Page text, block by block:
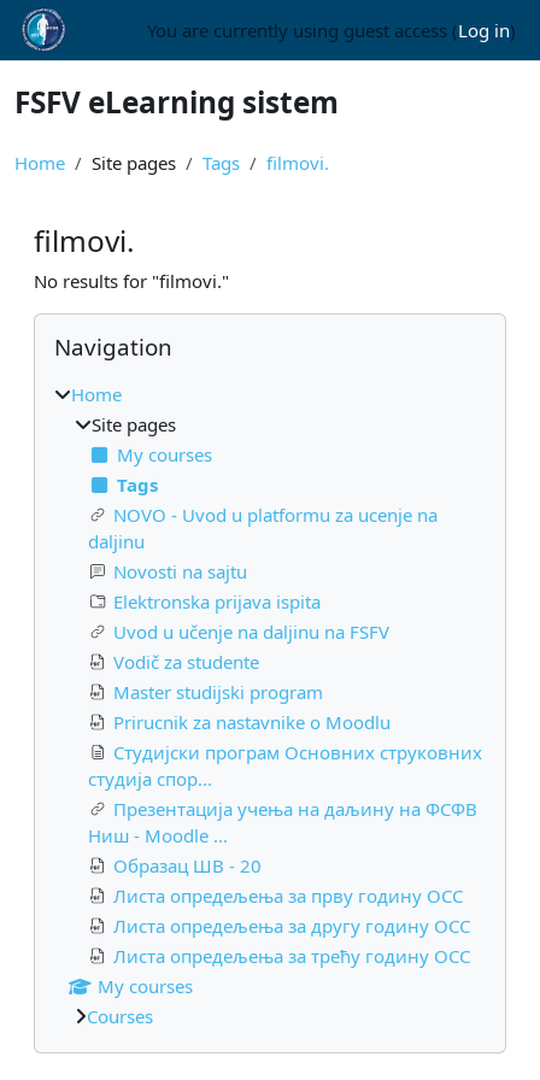
Skip to main content
You are currently using guest access (Log in)
FSFV eLearning sistem
Home Site pages Tags filmovi.
filmovi.
No results for "filmovi."
Blocks
Skip Navigation
Navigation
Home
Site pages
My courses
Tags
NOVO - Uvod u platformu za ucenje na
daljinu
Novosti na sajtu
Elektronska prijava ispita
Uvod u učenje na daljinu na FSFV
Vodič za studente
Master studijski program
Prirucnik za nastavnike o Moodlu
Студијски програм Основних струковних
студија спор...
Презентација учења на даљину на ФСФВ
Ниш - Moodle ...
Образац ШВ - 20
Листа опредељења за прву годину ОСС
Листа опредељења за другу годину ОСС
Листа опредељења за трећу годину ОСС
My courses
Courses